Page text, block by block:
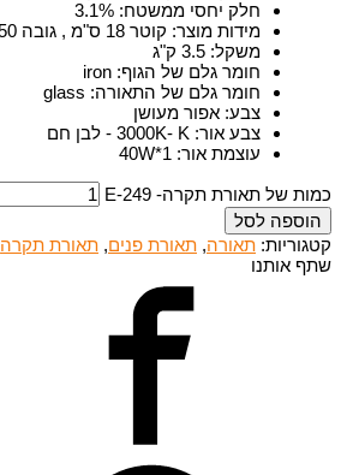
חלק יחסי ממשטח:
3.1%
מידות מוצר: קוטר 18 ס"מ , גובה 150 ס"מ
משקל: 3.5 ק"ג
חומר גלם של הגוף:
iron
חומר גלם של התאורה:
glass
צבע: אפור מעושן
צבע אור: 3000K- K - לבן חם
עוצמת אור:
1*40W
כמות של תאורת תקרה- E-249
הוספה לסל
קטגוריות: תאורה, תאורת פנים, תאורת תקרה
שתף אותנו